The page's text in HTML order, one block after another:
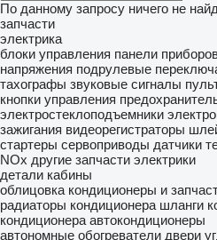
По данному запросу ничего не
запчасти
электрика
блоки управления панели
напряжения подрулевые
тахографы звуковые сигналы
кнопки управления
электростеклоподъемники
зажигания видеорегистраторы
стартеры сервоприводы датчики
NOx другие запчасти электрики
детали кабины
облицовка кондиционеры и
радиаторы кондиционера шланги
кондиционера автокондиционеры
автономные обогреватели двери